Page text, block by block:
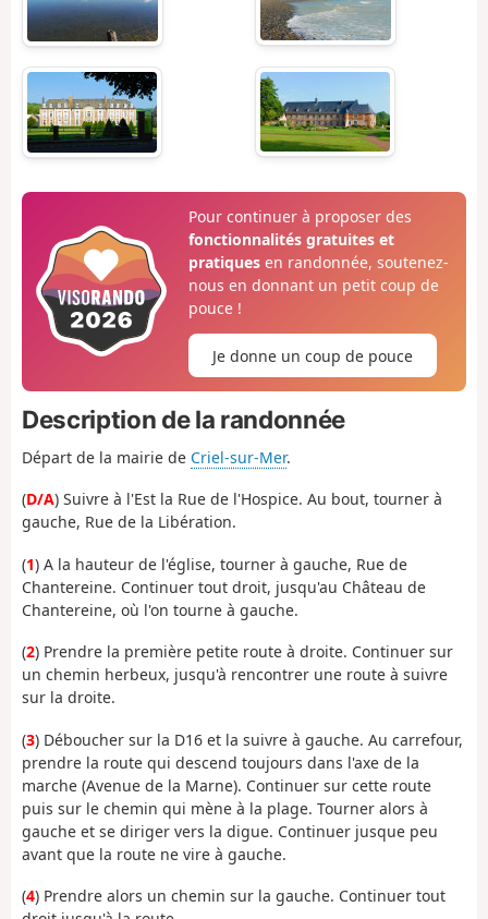
Pour continuer à proposer des
fonctionnalités gratuites et
pratiquesen randonnée, soutenez-
nous en donnant un petit coup de
pouce !
Je donne un coup de pouce
Description de la randonnée
Départ de la mairie de Criel-sur-Mer.
(D/A) Suivre à l'Est la Rue de l'Hospice. Au bout, tourner à
gauche, Rue de la Libération.
(1) A la hauteur de l'église, tourner à gauche, Rue de
Chantereine. Continuer tout droit, jusqu'au Château de
Chantereine, où l'on tourne à gauche.
(2) Prendre la première petite route à droite. Continuer sur
un chemin herbeux, jusqu'à rencontrer une route à suivre
sur la droite.
(3) Déboucher sur la D16 et la suivre à gauche. Au carrefour,
prendre la route qui descend toujours dans l'axe de la
marche (Avenue de la Marne). Continuer sur cette route
puis sur le chemin qui mène à la plage. Tourner alors à
gauche et se diriger vers la digue. Continuer jusque peu
avant que la route ne vire à gauche.
(4) Prendre alors un chemin sur la gauche. Continuer tout